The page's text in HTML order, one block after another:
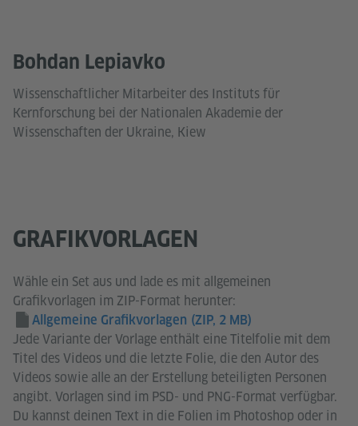
Bohdan Lepiavko
Wissenschaftlicher Mitarbeiter des Instituts für
Kernforschung bei der Nationalen Akademie der
Wissenschaften der Ukraine, Kiew
GRAFIKVORLAGEN
Wähle ein Set aus und lade es mit allgemeinen
Grafikvorlagen im ZIP-Format herunter:
Allgemeine Grafikvorlagen (ZIP, 2 MB)
Jede Variante der Vorlage enthält eine Titelfolie mit dem
Titel des Videos und die letzte Folie, die den Autor des
Videos sowie alle an der Erstellung beteiligten Personen
angibt. Vorlagen sind im PSD- und PNG-Format verfügbar.
Du kannst deinen Text in die Folien im Photoshop oder in